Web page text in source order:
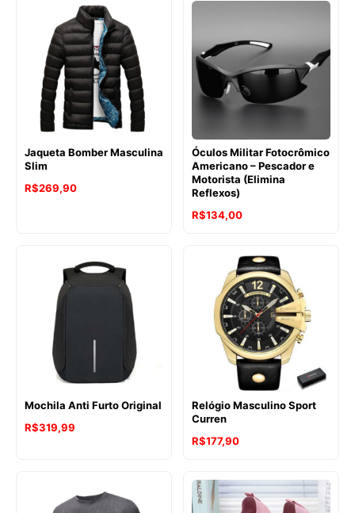
Jaqueta Bomber Masculina
Slim
R$269,90
Óculos Militar Fotocrômico
Americano – Pescador e
Motorista (Elimina
Reflexos)
R$134,00
Mochila Anti Furto Original
R$319,99
Relógio Masculino Sport
Curren
R$177,90